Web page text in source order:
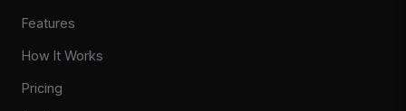
Features
How It Works
Pricing